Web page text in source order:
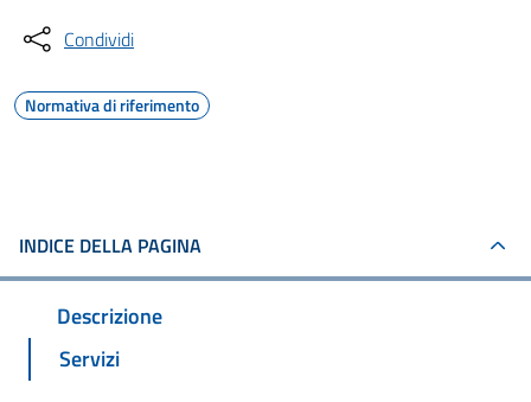
Condividi
Normativa di riferimento
INDICE DELLA PAGINA
Descrizione
Servizi